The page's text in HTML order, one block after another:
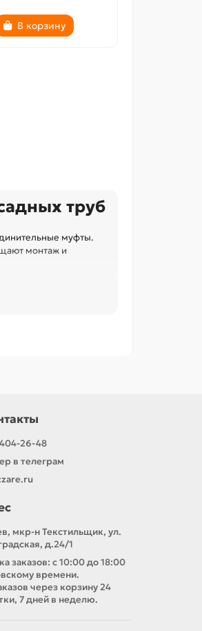
В корзину
труб
муфты.
монтаж и
26-48
в телеграм
мкр-н Текстильщик, ул.
д.24/1
заказов: с 10:00 до 18:00
времени.
через корзину 24
7 дней в неделю.